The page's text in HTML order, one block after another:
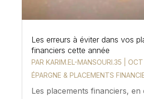
Les erreurs à éviter dans vos
financiers cette année
PAR KARIM.EL-MANSOURI.35
ÉPARGNE & PLACEMENTS
Les placements financiers, en